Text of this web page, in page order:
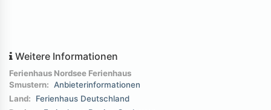
Weitere Informationen
Ferienhaus Nordsee Ferienhaus
Smustern: Anbieterinformationen
Land:
Ferienhaus Deutschland